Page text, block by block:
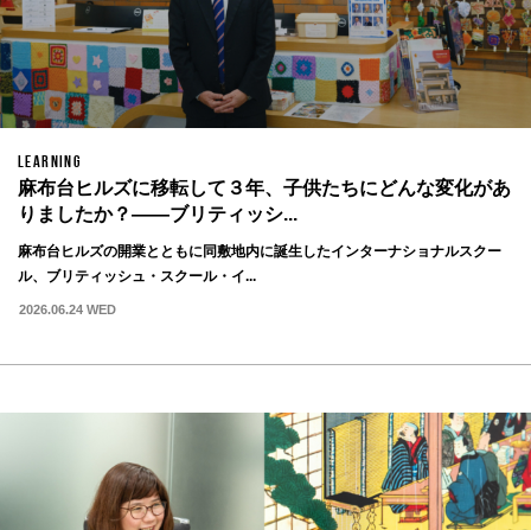
LEARNING
麻布台ヒルズに移転して３年、子供たちにどんな変化があ
りましたか？——ブリティッシ...
麻布台ヒルズの開業とともに同敷地内に誕生したインターナショナルスクー
ル、ブリティッシュ・スクール・イ...
2026.06.24 WED